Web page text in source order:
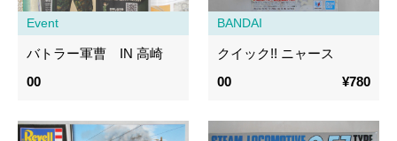
Event
バトラー軍曹 IN 高崎
00
BANDAI
クイック!! ニャース
00
¥780